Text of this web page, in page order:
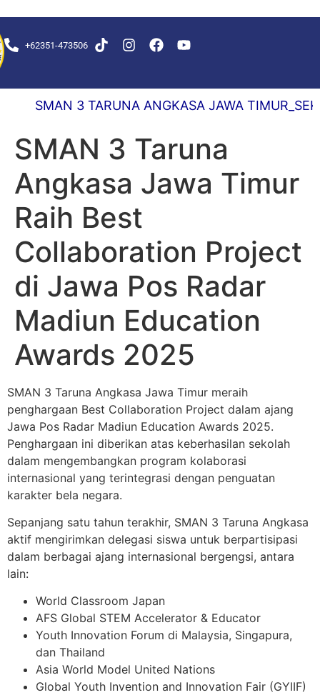
+62351-473506
SMAN 3 TARUNA ANGKASA JAWA
SMAN 3 Taruna
Angkasa Jawa Timur
Raih Best
Collaboration Project
di Jawa Pos Radar
Madiun Education
Awards 2025
SMAN 3 Taruna Angkasa Jawa Timur meraih
penghargaan Best Collaboration Project dalam ajang
Jawa Pos Radar Madiun Education Awards 2025.
Penghargaan ini diberikan atas keberhasilan sekolah
dalam mengembangkan program kolaborasi
internasional yang terintegrasi dengan penguatan
karakter bela negara.
Sepanjang satu tahun terakhir, SMAN 3 Taruna Angkasa
aktif mengirimkan delegasi siswa untuk berpartisipasi
dalam berbagai ajang internasional bergengsi, antara
lain:
World Classroom Japan
AFS Global STEM Accelerator & Educator
Youth Innovation Forum di Malaysia, Singapura,
dan Thailand
Asia World Model United Nations
Global Youth Invention and Innovation Fair (GYIIF)